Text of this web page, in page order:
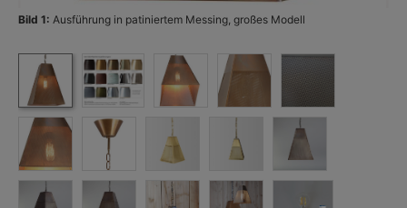
Bild 1: Ausführung in patiniertem Messing, großes Modell